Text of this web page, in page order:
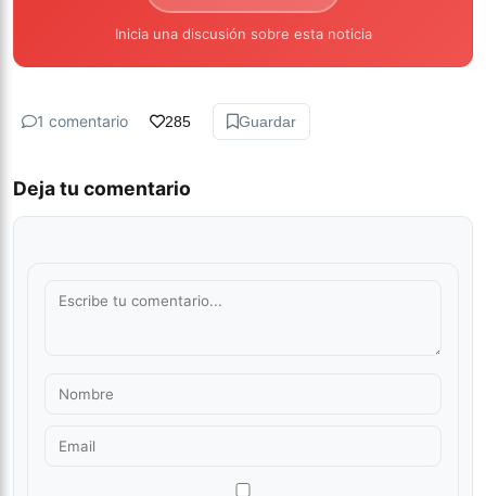
Inicia una discusión sobre esta noticia
1 comentario 285 Guardar
Deja tu comentario